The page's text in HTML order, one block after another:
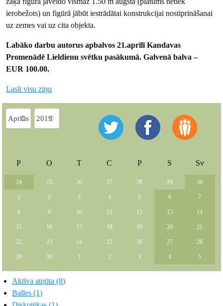
ierobežots) un figūrā jābūt iestrādātai konstrukcijai nostiprināšanai
uz zemes vai uz cita objekta.
Labāko darbu autorus apbalvos 21.aprīlī Kandavas
Promenādē Lieldienu svētku pasākumā. Galvenā balva –
EUR 100.00.
Lasīt visu ziņu
P O T C P S Sv
24 25 26 27 28 29 30
1 2 3 4 5 6 7
8 9 10 11 12 13 14
15 16 17 18 19 20 21
22 23 24 25 26 27 28
29 30 1 2 3 4 5
Aktīva atpūta (8)
Balles (1)